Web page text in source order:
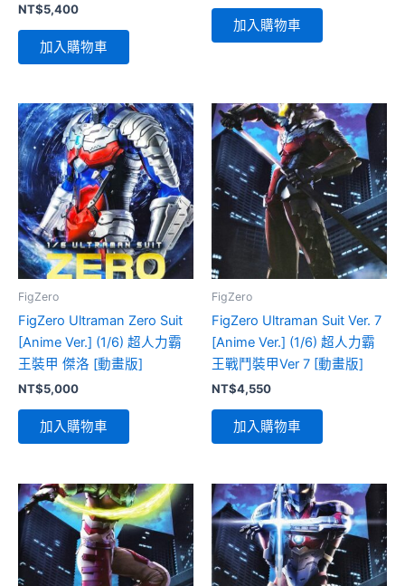
NT$5,400
加入購物車
加入購物車
FigZero
FigZero Ultraman Zero Suit
[Anime Ver.] (1/6) 超人力霸
王裝甲 傑洛 [動畫版]
NT$5,000
加入購物車
FigZero
FigZero Ultraman Suit Ver. 7
[Anime Ver.] (1/6) 超人力霸
王戰鬥裝甲Ver 7 [動畫版]
NT$4,550
加入購物車